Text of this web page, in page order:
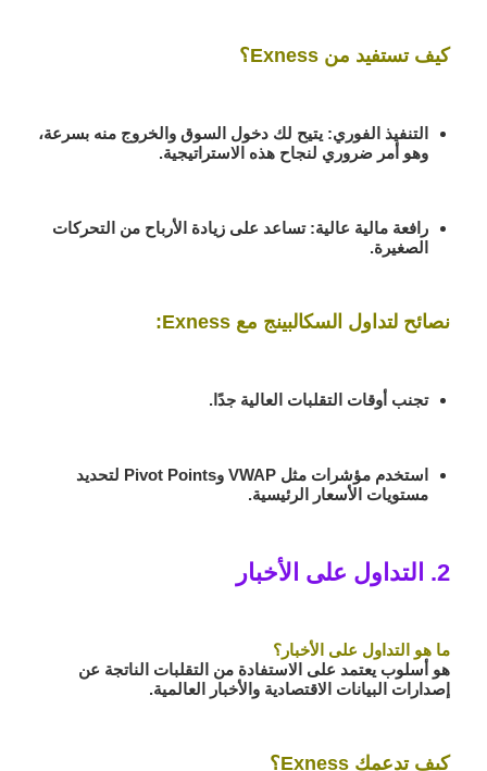
كيف تستفيد من Exness؟
التنفيذ الفوري: يتيح لك دخول السوق والخروج منه بسرعة،
وهو أمر ضروري لنجاح هذه الاستراتيجية.
رافعة مالية عالية: تساعد على زيادة الأرباح من التحركات
الصغيرة.
نصائح لتداول السكالبينج مع Exness:
تجنب أوقات التقلبات العالية جدًا.
استخدم مؤشرات مثل VWAP وPivot Points لتحديد
مستويات الأسعار الرئيسية.
2. التداول على الأخبار
ما هو التداول على الأخبار؟
هو أسلوب يعتمد على الاستفادة من التقلبات الناتجة عن
إصدارات البيانات الاقتصادية والأخبار العالمية.
كيف تدعمك Exness؟